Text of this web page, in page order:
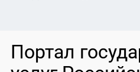
Портал